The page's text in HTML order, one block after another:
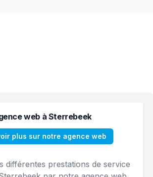
web à Sterrebeek
plus sur notre agence web
différentes prestations de service